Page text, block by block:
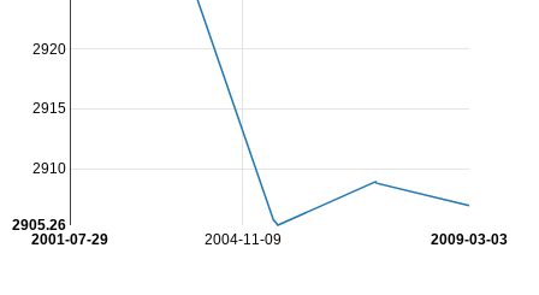
2004-11-09
2001-07-29 2009-03-03
2910
2915
2920
2905.26